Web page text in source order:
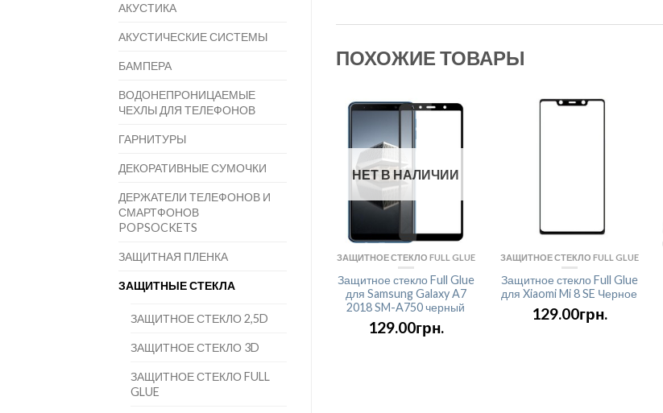
АКУСТИКА
АКУСТИЧЕСКИЕ СИСТЕМЫ
БАМПЕРА
ВОДОНЕПРОНИЦАЕМЫЕ
ЧЕХЛЫ ДЛЯ ТЕЛЕФОНОВ
ГАРНИТУРЫ
ДЕКОРАТИВНЫЕ СУМОЧКИ
ДЕРЖАТЕЛИ ТЕЛЕФОНОВ И
СМАРТФОНОВ
POPSOCKETS
ЗАЩИТНАЯ ПЛЕНКА
ЗАЩИТНЫЕ СТЕКЛА
ЗАЩИТНОЕ СТЕКЛО 2,5D
ЗАЩИТНОЕ СТЕКЛО 3D
ЗАЩИТНОЕ СТЕКЛО FULL
GLUE
ПОХОЖИЕ ТОВАРЫ
НЕТ В НАЛИЧИИ
ЗАЩИТНОЕ СТЕКЛО FULL GLUE
Защитное стекло Full Glue
для Samsung Galaxy A7
2018 SM-A750 черный
129.00грн.
ЗАЩИТНОЕ СТЕКЛО FULL GLUE
Защитное стекло Full Glue
для Xiaomi Mi 8 SE Черное
129.00грн.